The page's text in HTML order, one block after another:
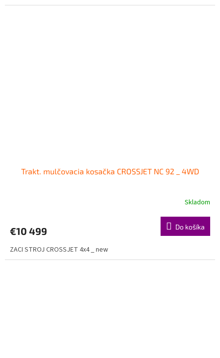
Trakt. mulčovacia kosačka CROSSJET NC 92 _ 4WD
Skladom
€10 499 Do košíka
ZACI STROJ CROSSJET 4x4 _ new